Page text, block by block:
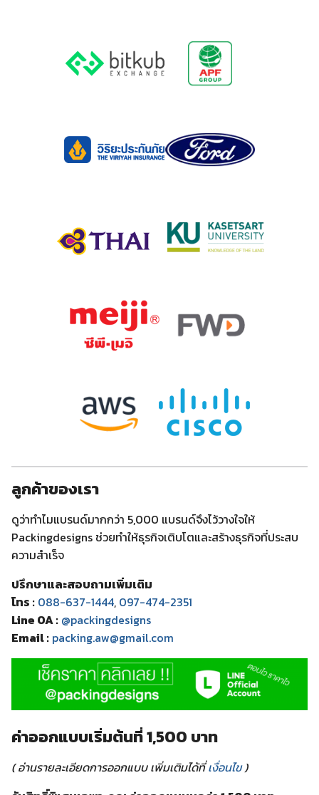
ลูกค้าของเรา
ดูว่าทำไมแบรนด์มากกว่า 5,000 แบรนด์จึงไว้วางใจให้
Packingdesigns ช่วยทำให้ธุรกิจเติบโตและสร้างธุรกิจที่ประสบ
ความสำเร็จ
ปรึกษาและสอบถามเพิ่มเติม
โทร : 088-637-1444, 097-474-2351
Line OA : @packingdesigns
Email : packing.aw@gmail.com
ค่าออกแบบเริ่มต้นที่ 1,500 บาท
( อ่านรายละเอียดการออกแบบ เพิ่มเติมได้ที่เงื่อนไข)